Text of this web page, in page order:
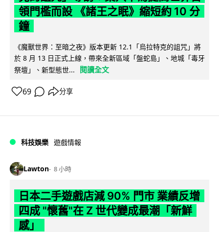
領門檻而設 《諸王之眠》縮短約 10 分
鐘
《魔獸世界：至暗之夜》版本更新 12.1「烏拉特克的詛咒」將
於 8 月 13 日正式上線，帶來全新區域「盤蛇島」、地城「毒牙
祭壇」、新型態世...
閱讀全文
69 分享
科技娛樂 遊戲情報
Lawton 8 小時
日本二手遊戲店減 90% 門市 業績反增
四成 "懷舊"在 Z 世代變成最潮「新鮮
感」